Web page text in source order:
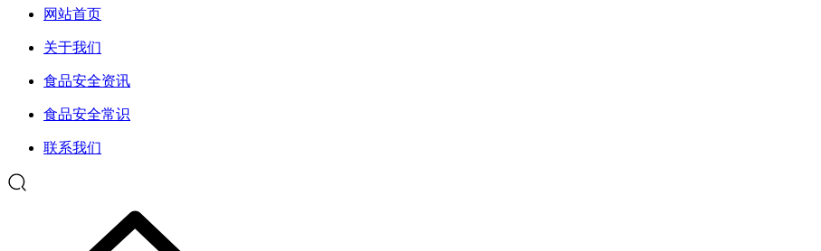
网站首页
关于我们
食品安全资讯
食品安全常识
联系我们